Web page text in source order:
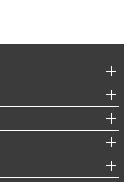
イアンス）・防災（政策）